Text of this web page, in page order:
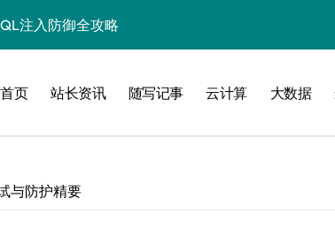
注入核心策略
注入实战秘籍
首页 站长资讯 随写记事 云计算 大数据
与防护精要